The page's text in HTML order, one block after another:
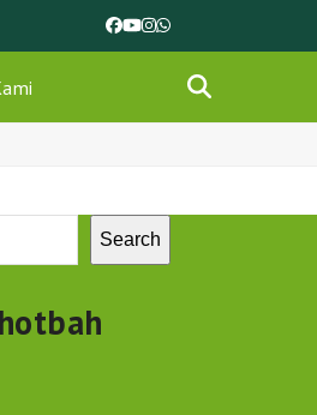
Facebook
YouTube
Instagram
Whatsapp
Search